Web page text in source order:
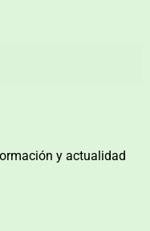
y actualidad